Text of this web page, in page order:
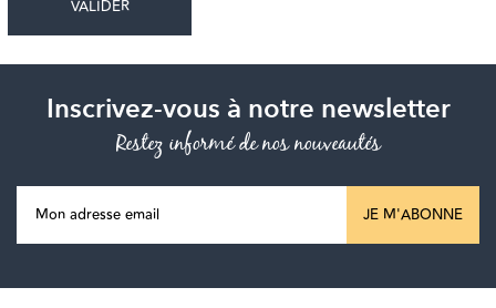
Inscrivez-vous à notre newsletter
Restez informé de nos nouveautés
JE M'ABONNE